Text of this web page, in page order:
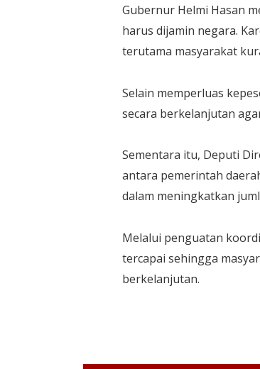
Gubernur Helmi Hasan
harus dijamin negara.
terutama masyarakat
Selain memperluas
secara berkelanjutan
Sementara itu, Deputi
antara pemerintah
dalam meningkatkan
Melalui penguatan
tercapai sehingga
berkelanjutan.